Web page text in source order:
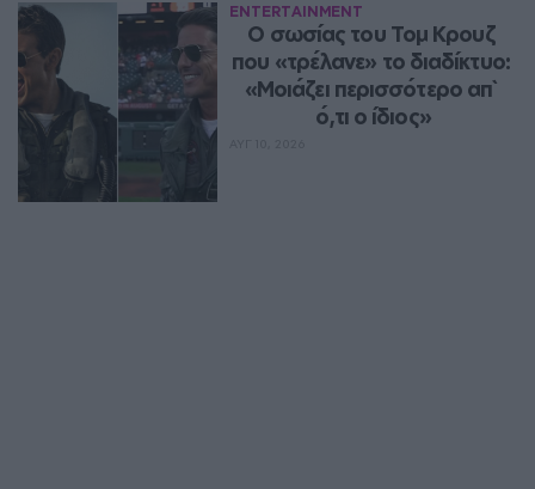
ENTERTAINMENT
Ο σωσίας του Τομ Κρουζ
που «τρέλανε» το διαδίκτυο:
«Μοιάζει περισσότερο απ`
ό,τι ο ίδιος»